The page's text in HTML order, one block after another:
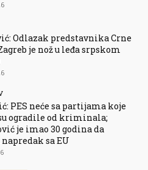
Odlazak predstavnika Crne
je nož u leđa srpskom
PES neće sa partijama koje
ogradile od kriminala;
je imao 30 godina da
sa EU